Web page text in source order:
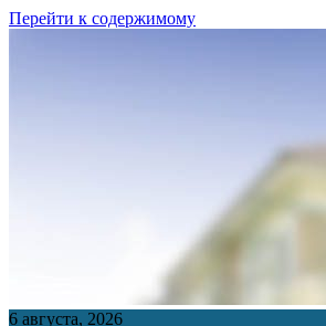
Перейти к содержимому
6 августа, 2026